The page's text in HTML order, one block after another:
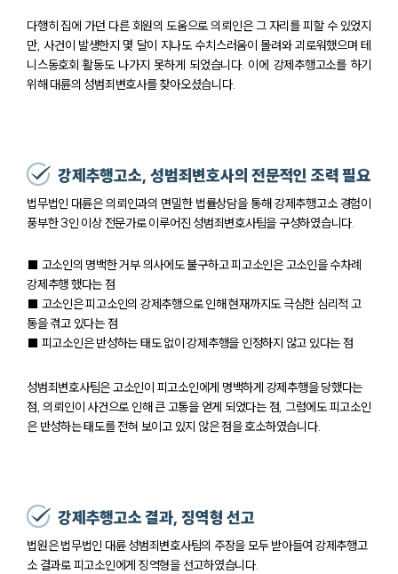
다행히 집에 가던 다른 회원의 도움으로 의뢰인은 그 자리를 피할 수 있었지
만, 사건이 발생한지 몇 달이 지나도 수치스러움이 몰려와 괴로워했으며 테
니스동호회 활동도 나가지 못하게 되었습니다. 이에 강제추행고소를 하기
위해 대륜의 성범죄변호사를 찾아오셨습니다.
강제추행고소, 성범죄변호사의 전문적인 조력 필요
법무법인 대륜은 의뢰인과의 면밀한 법률상담을 통해 강제추행고소 경험이
풍부한 3인 이상 전문가로 이루어진 성범죄변호사팀을 구성하였습니다.
■ 고소인의 명백한 거부 의사에도 불구하고 피고소인은 고소인을 수차례
강제추행 했다는 점
■ 고소인은 피고소인의 강제추행으로 인해 현재까지도 극심한 심리적 고
통을 겪고 있다는 점
■ 피고소인은 반성하는 태도 없이 강제추행을 인정하지 않고 있다는 점
성범죄변호사팀은 고소인이 피고소인에게 명백하게 강제추행을 당했다는
점, 의뢰인이 사건으로 인해 큰 고통을 얻게 되었다는 점, 그럼에도 피고소인
은 반성하는 태도를 전혀 보이고 있지 않은 점을 호소하였습니다.
강제추행고소 결과, 징역형 선고
법원은 법무법인 대륜 성범죄변호사팀의 주장을 모두 받아들여 강제추행고
소 결과로 피고소인에게 징역형을 선고하였습니다.